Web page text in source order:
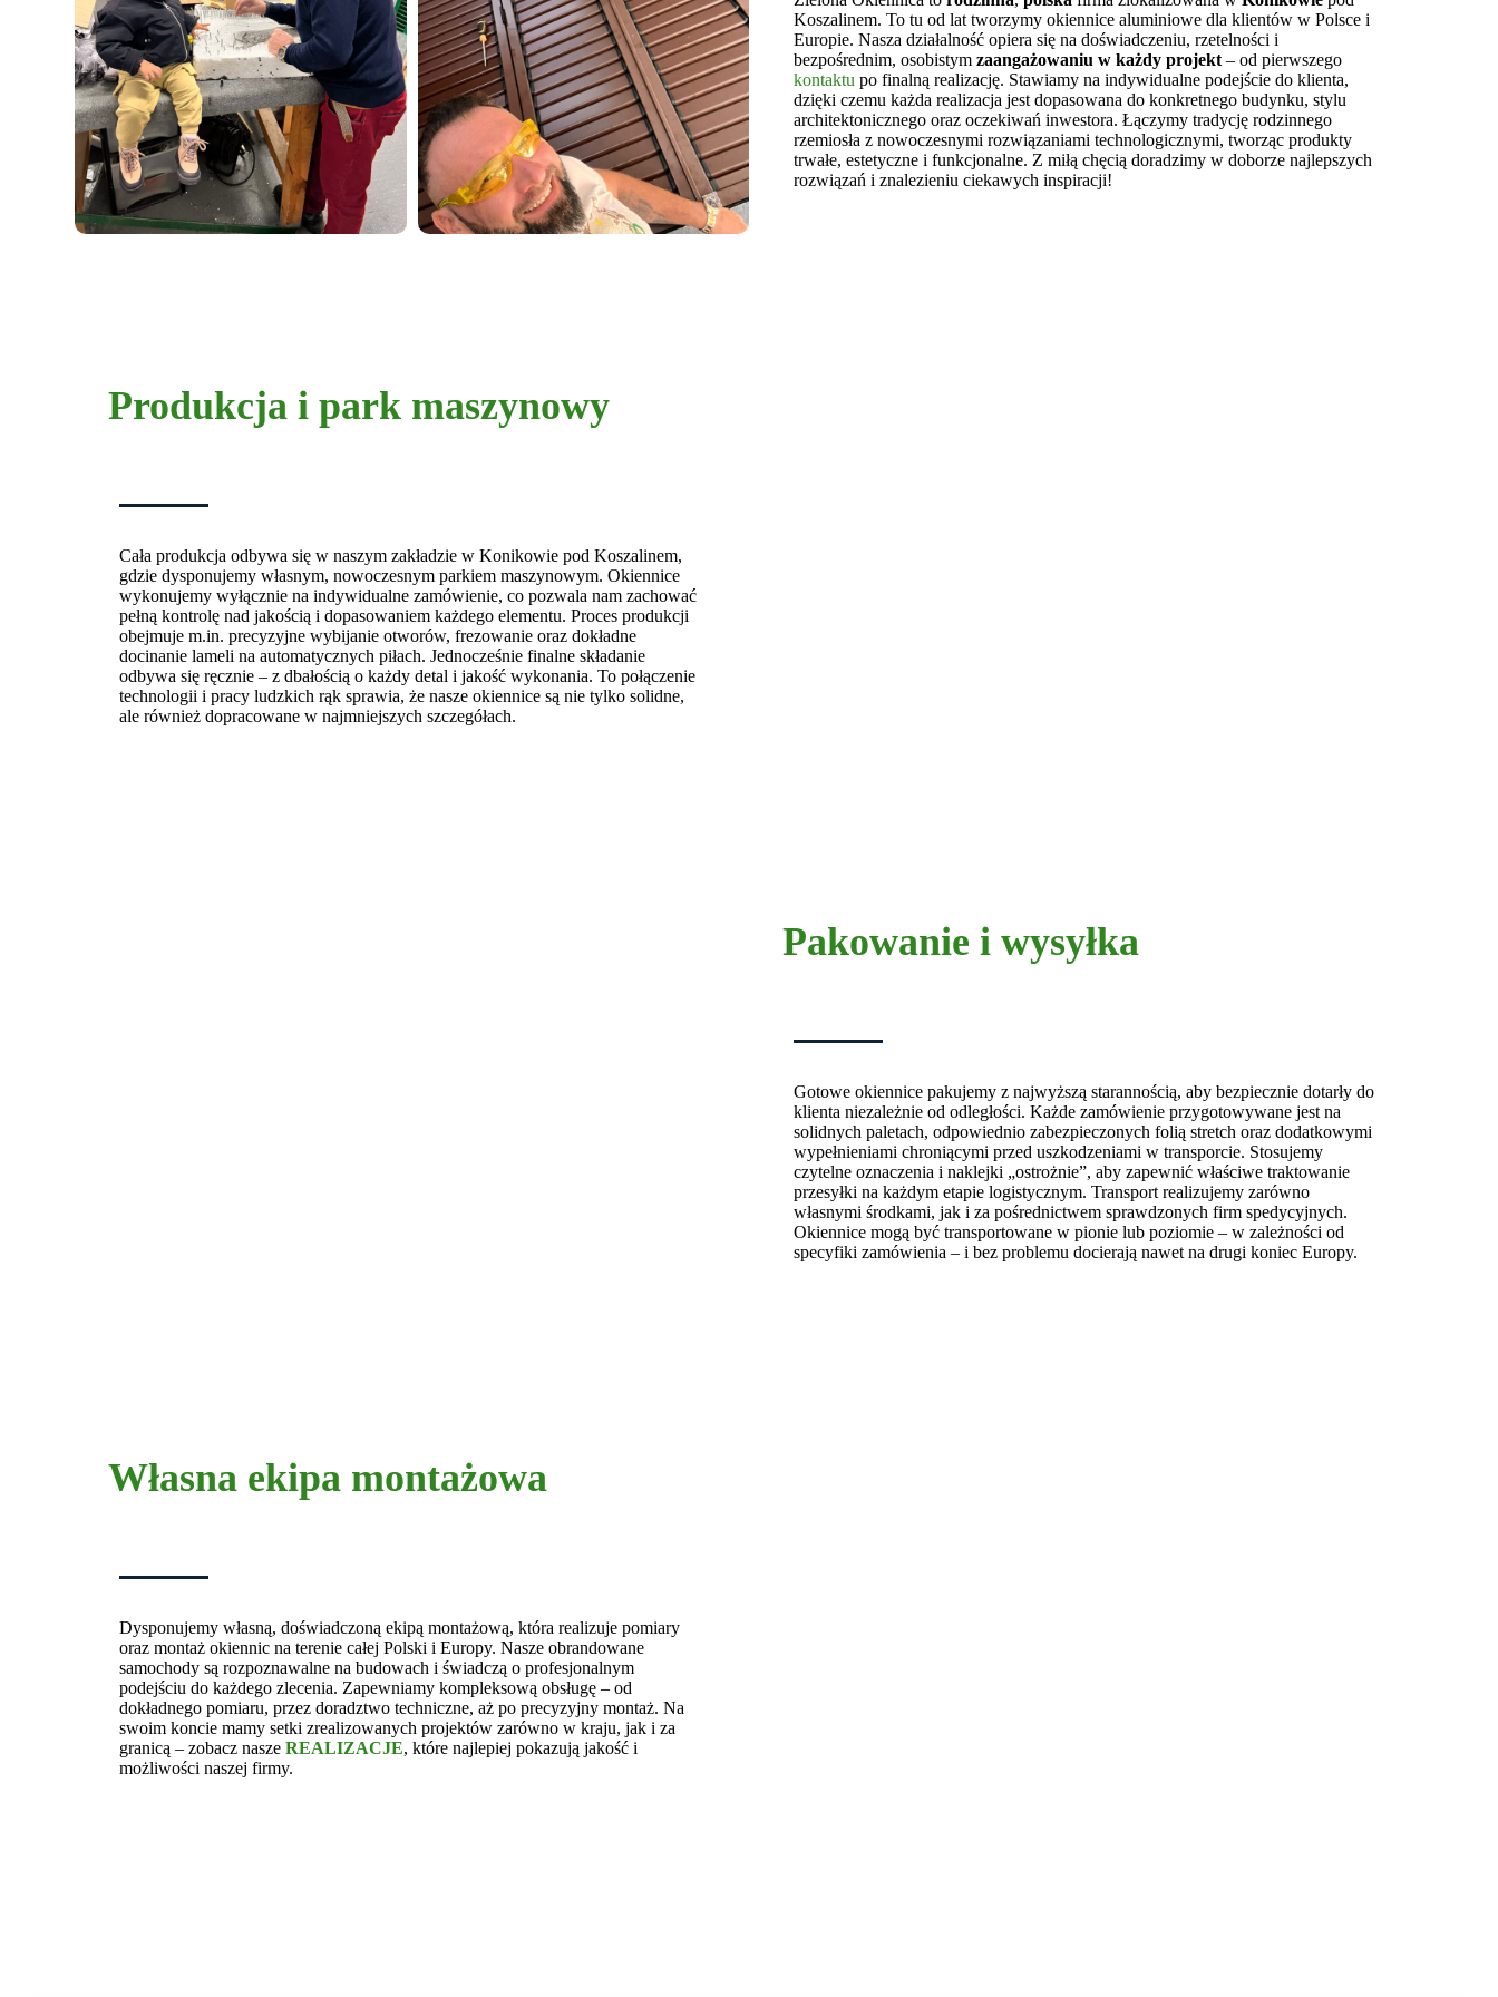
Koszalinem. To tu od lat tworzymy okiennice aluminiowe dla klientów w Polsce i
Europie. Nasza działalność opiera się na doświadczeniu, rzetelności i
bezpośrednim, osobistym zaangażowaniu w każdy projekt – od pierwszego
kontaktu po finalną realizację. Stawiamy na indywidualne podejście do klienta,
dzięki czemu każda realizacja jest dopasowana do konkretnego budynku, stylu
architektonicznego oraz oczekiwań inwestora. Łączymy tradycję rodzinnego
rzemiosła z nowoczesnymi rozwiązaniami technologicznymi, tworząc produkty
trwałe, estetyczne i funkcjonalne. Z miłą chęcią doradzimy w doborze najlepszych
rozwiązań i znalezieniu ciekawych inspiracji!
Produkcja i park maszynowy
Cała produkcja odbywa się w naszym zakładzie w Konikowie pod Koszalinem,
gdzie dysponujemy własnym, nowoczesnym parkiem maszynowym. Okiennice
wykonujemy wyłącznie na indywidualne zamówienie, co pozwala nam zachować
pełną kontrolę nad jakością i dopasowaniem każdego elementu. Proces produkcji
obejmuje m.in. precyzyjne wybijanie otworów, frezowanie oraz dokładne
docinanie lameli na automatycznych piłach. Jednocześnie finalne składanie
odbywa się ręcznie – z dbałością o każdy detal i jakość wykonania. To połączenie
technologii i pracy ludzkich rąk sprawia, że nasze okiennice są nie tylko solidne,
ale również dopracowane w najmniejszych szczegółach.
Pakowanie i wysyłka
Gotowe okiennice pakujemy z najwyższą starannością, aby bezpiecznie dotarły do
klienta niezależnie od odległości. Każde zamówienie przygotowywane jest na
solidnych paletach, odpowiednio zabezpieczonych folią stretch oraz dodatkowymi
wypełnieniami chroniącymi przed uszkodzeniami w transporcie. Stosujemy
czytelne oznaczenia i naklejki „ostrożnie”, aby zapewnić właściwe traktowanie
przesyłki na każdym etapie logistycznym. Transport realizujemy zarówno
własnymi środkami, jak i za pośrednictwem sprawdzonych firm spedycyjnych.
Okiennice mogą być transportowane w pionie lub poziomie – w zależności od
specyfiki zamówienia – i bez problemu docierają nawet na drugi koniec Europy.
Własna ekipa montażowa
Dysponujemy własną, doświadczoną ekipą montażową, która realizuje pomiary
oraz montaż okiennic na terenie całej Polski i Europy. Nasze obrandowane
samochody są rozpoznawalne na budowach i świadczą o profesjonalnym
podejściu do każdego zlecenia. Zapewniamy kompleksową obsługę – od
dokładnego pomiaru, przez doradztwo techniczne, aż po precyzyjny montaż. Na
swoim koncie mamy setki zrealizowanych projektów zarówno w kraju, jak i za
granicą – zobacz naszeREALIZACJE, które najlepiej pokazują jakość i
możliwości naszej firmy.